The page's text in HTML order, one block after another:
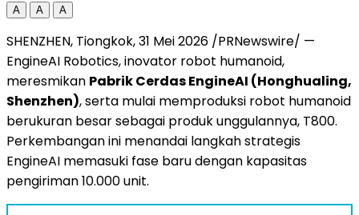
A A A
SHENZHEN, Tiongkok, 31 Mei 2026 /PRNewswire/ —
EngineAI Robotics, inovator robot humanoid,
meresmikan Pabrik Cerdas EngineAI (Honghualing,
Shenzhen), serta mulai memproduksi robot humanoid
berukuran besar sebagai produk unggulannya, T800.
Perkembangan ini menandai langkah strategis
EngineAI memasuki fase baru dengan kapasitas
pengiriman 10.000 unit.